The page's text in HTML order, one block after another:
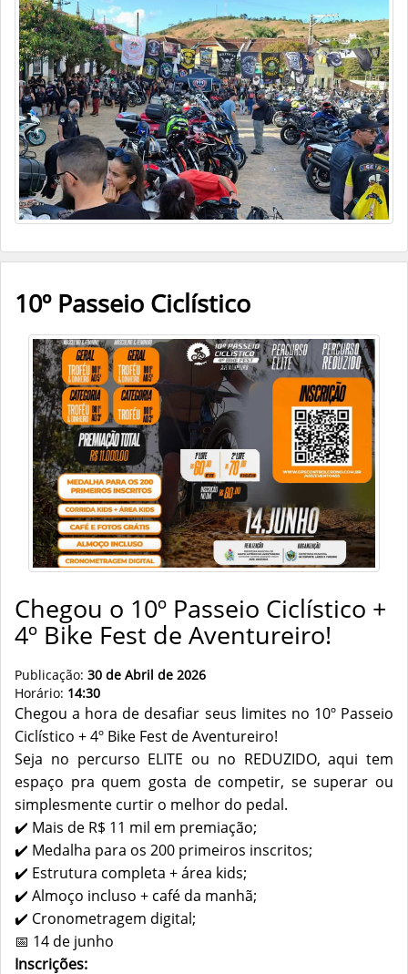
10º Passeio Ciclístico
Chegou o 10º Passeio Ciclístico +
4º Bike Fest de Aventureiro!
Publicação: 30 de Abril de 2026
Horário: 14:30
Chegou a hora de desafiar seus limites no 10º Passeio
Ciclístico + 4º Bike Fest de Aventureiro!
Seja no percurso ELITE ou no REDUZIDO, aqui tem
espaço pra quem gosta de competir, se superar ou
simplesmente curtir o melhor do pedal.
✔️ Mais de R$ 11 mil em premiação;
✔️ Medalha para os 200 primeiros inscritos;
✔️ Estrutura completa + área kids;
✔️ Almoço incluso + café da manhã;
✔️ Cronometragem digital;
📅 14 de junho
Inscrições: